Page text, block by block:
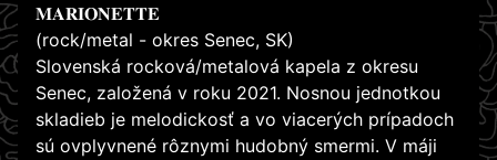
𝐌𝐀𝐑𝐈𝐎𝐍𝐄𝐓𝐓𝐄
(rock/metal - okres Senec, SK)
Slovenská rocková/metalová kapela z okresu
Senec, založená v roku 2021. Nosnou jednotkou
skladieb je melodickosť a vo viacerých prípadoch
sú ovplyvnené rôznymi hudobný smermi. V máji